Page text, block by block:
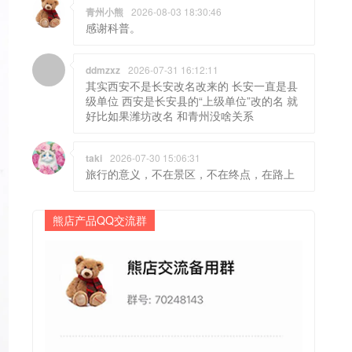
青州小熊 2026-08-03 18:30:46
感谢科普。
ddmzxz 2026-07-31 16:12:11
其实西安不是长安改名改来的 长安一直是县
级单位 西安是长安县的“上级单位”改的名 就
好比如果潍坊改名 和青州没啥关系
taki 2026-07-30 15:06:31
旅行的意义，不在景区，不在终点，在路上
熊店产品QQ交流群